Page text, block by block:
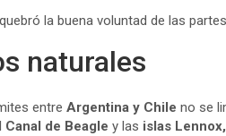
la buena voluntad de las
naturales
entre Argentina y Chile no se
Canal de Beagle y las islas